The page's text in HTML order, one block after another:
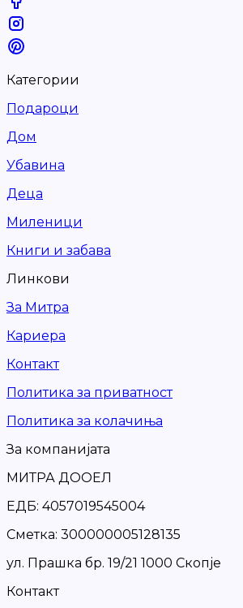
Категории
Подароци
Дом
Убавина
Деца
Миленици
Книги и забава
Линкови
За Митра
Кариера
Контакт
Политика за приватност
Политика за колачиња
За компанијата
МИТРА ДООЕЛ
ЕДБ: 4057019545004
Сметка: 300000005128135
ул. Прашка бр. 19/21 1000 Скопје
Контакт